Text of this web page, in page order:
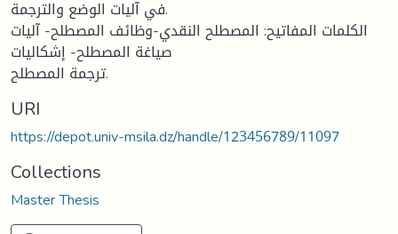
في آليات الوضع والترجمة.
الكلمات المفاتيح: المصطلح النقدي-وظائف المصطلح- آليات
صياغة المصطلح- إشكاليات
ترجمة المصطلح.
URI
https://depot.univ-msila.dz/handle/123456789/11097
Collections
Master Thesis